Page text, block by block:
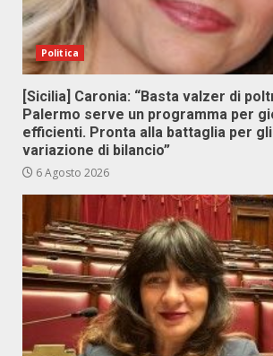
Politica
[Sicilia] Caronia: “Basta valzer di
Palermo serve un programma per
efficienti. Pronta alla battaglia per
variazione di bilancio”
6 Agosto 2026